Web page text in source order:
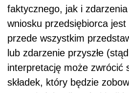
faktycznego, jak i
wniosku przedsiębiorca jest
przede wszystkim
lub zdarzenie przyszłe
interpretację może zwrócić
składek, który będzie